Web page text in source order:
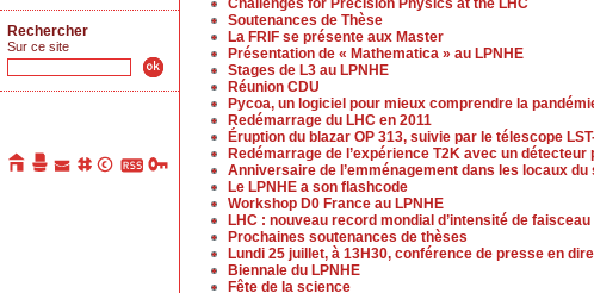
Rechercher
Sur ce site
Challenges for Precision Physics at the LHC
Soutenances de Thèse
La FRIF se présente aux Master
Présentation de « Mathematica » au LPNHE
Stages de L3 au LPNHE
Réunion CDU
Pycoa, un logiciel pour mieux comprendre la
Redémarrage du LHC en 2011
Éruption du blazar OP 313, suivie par le télescope
Redémarrage de l’expérience T2K avec un
Anniversaire de l’emménagement dans les locaux
Le LPNHE a son flashcode
Workshop D0 France au LPNHE
LHC : nouveau record mondial d’intensité de faisceau
Prochaines soutenances de thèses
Lundi 25 juillet, à 13H30, conférence de presse en
Biennale du LPNHE
Fête de la science